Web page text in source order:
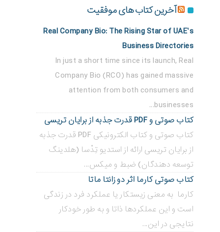
آخرین کتاب های موفقیت
Real Company Bio: The Rising Star of UAE’s
Business Directories
In just a short time since its launch, Real
Company Bio (RCO) has gained massive
attention from both consumers and
businesses...
کتاب صوتی و PDF قدرت جذبه از برایان تریسی
کتاب صوتی و کتاب الکترونیکی PDF قدرت جذبه
از برایان تریسی ارائه از استدیو تِدْسا (هلدینگ
توسعه دهندگان) ضبط و میکس...
کتاب صوتی کارما اثر دو زانتا ماتا
کارما به معنی زیستکار یا عملکرد فرد در زندگی
است و این عملکردها ذاتا و به طور خودکار
نتایجی در این...